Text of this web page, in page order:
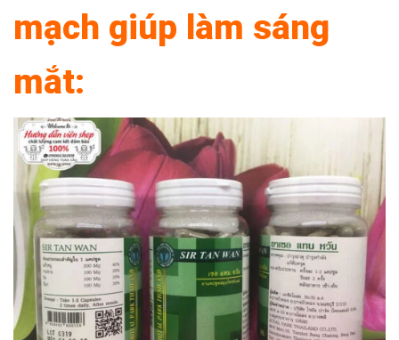
mạch giúp làm sáng
mắt: